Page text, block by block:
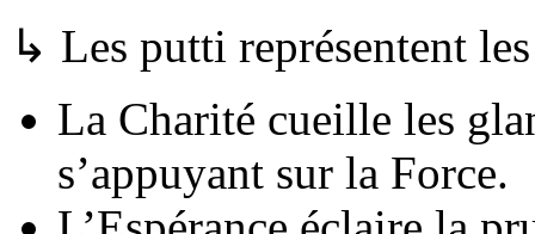
↳ Les putti représentent
La Charité cueille les
s’appuyant sur la Force.